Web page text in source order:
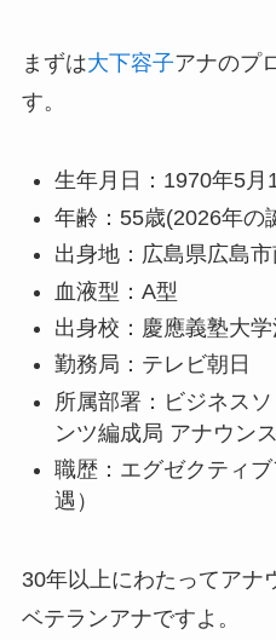
まずは大下容子アナのプ
す。
生年月日：1970年5月
年齢：55歳(2026年の
出身地：広島県広島市
血液型：A型
出身校：慶應義塾大
勤務局：テレビ朝日
所属部署：ビジネス
ンツ編成局 アナウン
職歴：エグゼクティ
遇）
30年以上にわたってアナ
ベテランアナですよ。